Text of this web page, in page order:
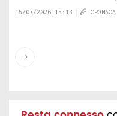
della patente e il...
15/07/2026 15:13 CRONACA